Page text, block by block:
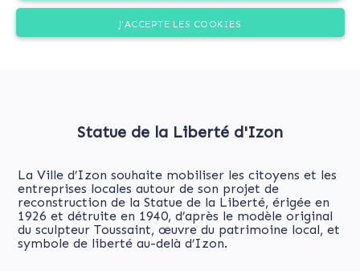
J'ACCEPTE LES COOKIES
Statue de la Liberté d'Izon
La Ville d’Izon souhaite mobiliser les citoyens et les
entreprises locales autour de son projet de
reconstruction de la Statue de la Liberté, érigée en
1926 et détruite en 1940, d’après le modèle original
du sculpteur Toussaint, œuvre du patrimoine local, et
symbole de liberté au-delà d’Izon.